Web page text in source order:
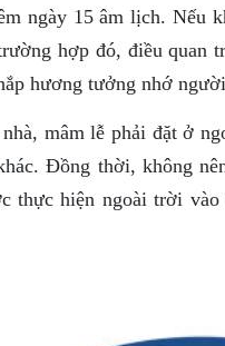
ngày 15 âm lịch. Nếu
hợp đó, điều quan
hương tưởng nhớ
mâm lễ phải đặt ở
Đồng thời, không
thực hiện ngoài trời